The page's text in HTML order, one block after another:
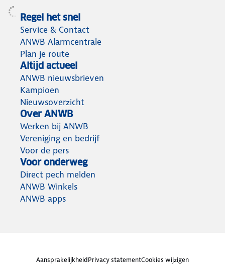
Regel het snel
Service & Contact
ANWB Alarmcentrale
Plan je route
Altijd actueel
ANWB nieuwsbrieven
Kampioen
Nieuwsoverzicht
Over ANWB
Werken bij ANWB
Vereniging en bedrijf
Voor de pers
Voor onderweg
Direct pech melden
ANWB Winkels
ANWB apps
AansprakelijkheidPrivacy statementCookies wijzigen